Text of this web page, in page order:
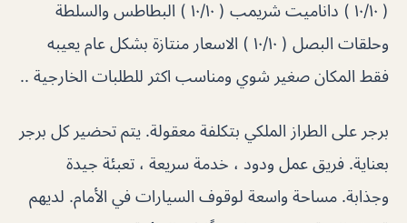
( ١٠/١٠ ) داناميت شريمب ( ١٠/١٠ ) البطاطس والسلطة
وحلقات البصل ( ١٠/١٠ ) الاسعار منتازة بشكل عام يعيبه
فقط المكان صغير شوي ومناسب اكثر للطلبات الخارجية ..
برجر على الطراز الملكي بتكلفة معقولة. يتم تحضير كل برجر
بعناية. فريق عمل ودود ، خدمة سريعة ، تعبئة جيدة
وجذابة. مساحة واسعة لوقوف السيارات في الأمام. لديهم